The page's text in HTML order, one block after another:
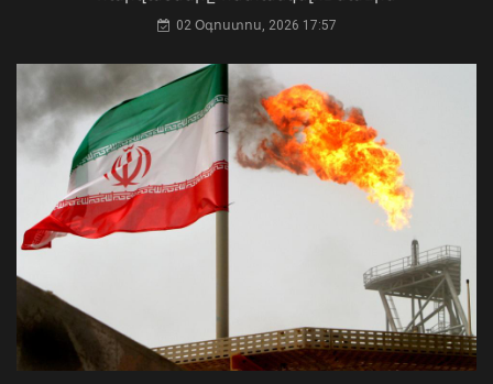
Վթար Լոռու մարզում․ փրկարարները
վարորդին դուրս են բերել
Մկրտության արարողությունից հետո
Արտաշատում 14 մարդ թունավորման
ախտանիշներով դիմել է ԲԿ. ՀՎԿԱԿ
02 Օգոստոս, 2026 15:06
02 Օգոստոս, 2026 17:57